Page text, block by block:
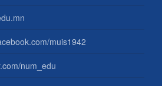
muis1942
num_edu